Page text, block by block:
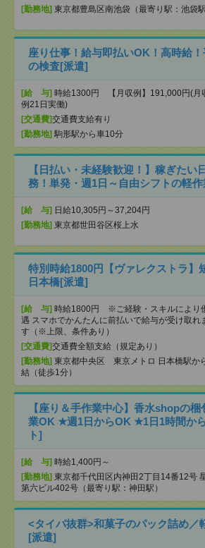
[勤務地] 東京都豊島区南池袋（最寄り駅：池袋駅
座り仕事！給与即払いOK！高時給
の検査[派遣]
[給 与] 時給1300円 【月収例】191,000円(月
例21日実働)
[交通費]交通費支給有り
[勤務地] 駒形駅から車10分
【日払い・未経験歓迎！】稼ぎたい
務！単発・週1日～自由シフトの軽
[給 与] 日給10,305円～37,204円
[勤務地] 東京都世田谷区桜上水
特別時給1800円【ヴァレクストラ
日本橋[派遣]
[給 与] 時給1800円 ※ご経験・スキルにより
遇 スマホでかんたんに前払いで給与が受け取れ
す（※上限、条件あり）
[交通費]交通費全額支給（規定あり）
[勤務地] 東京都中央区 東京メトロ 日本橋駅か
結（徒歩1分）
【座り＆手作業中心】香水shopの
業OK ★週1日からOK ★1日1時間か
ト]
[給 与] 時給1,400円～
[勤務地] 東京都千代田区内神田2丁目14番12号
第六ビル402号（最寄り駅：神田駅）
<タイパ抜群>和菓子のパック詰め／
[派遣]